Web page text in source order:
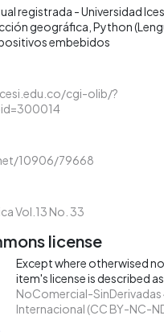
registrada - Universidad
geográfica Python
embebidos
cgi-olib/?
10906/79668
Vol.13 No. 33
license
Except where otherwised
item's license is described as
NoComercial-SinDerivadas
Internacional (CC BY-NC-